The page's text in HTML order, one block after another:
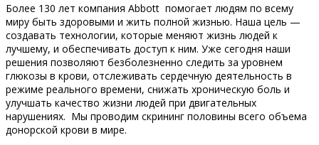
Более 130 лет компания Abbott помогает людям по всему
миру быть здоровыми и жить полной жизнью. Наша цель —
создавать технологии, которые меняют жизнь людей к
лучшему, и обеспечивать доступ к ним. Уже сегодня наши
решения позволяют безболезненно следить за уровнем
глюкозы в крови, отслеживать сердечную деятельность в
режиме реального времени, снижать хроническую боль и
улучшать качество жизни людей при двигательных
нарушениях. Мы проводим скрининг половины всего объема
донорской крови в мире.